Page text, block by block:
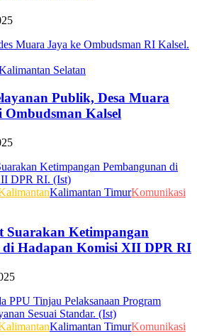
Selatan
Publik, Desa Muara
Kalsel
Kalimantan TimurKomunikasi
Suarakan Ketimpangan
di Hadapan Komisi XII DPR RI
Kalimantan TimurKomunikasi